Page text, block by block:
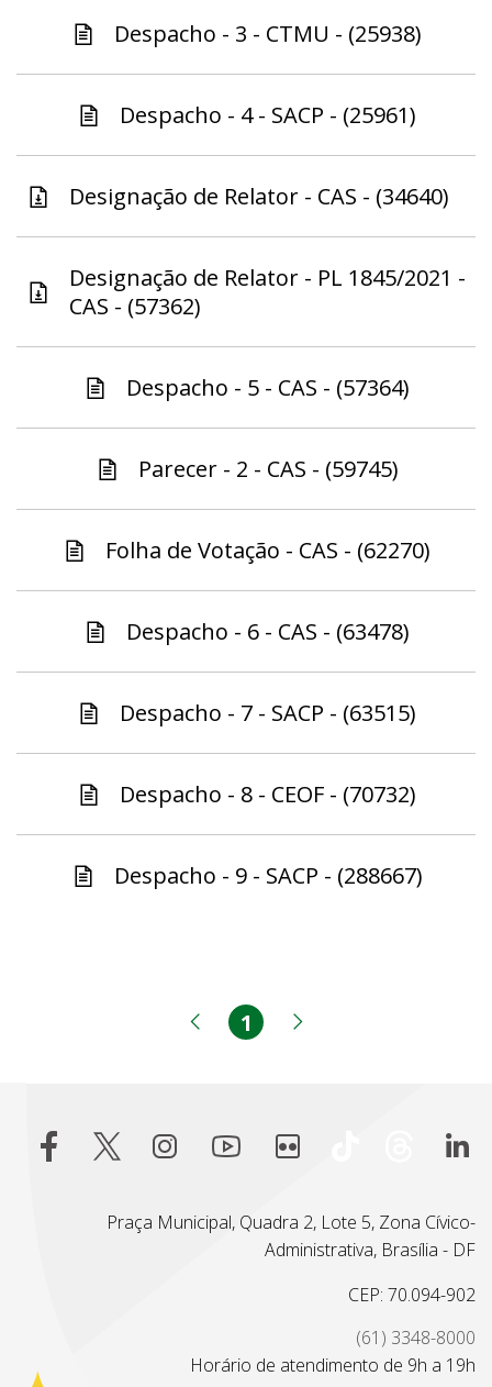
Despacho - 3 - CTMU - (25938)
Despacho - 4 - SACP - (25961)
Designação de Relator - CAS - (34640)
Designação de Relator - PL 1845/2021 -
CAS - (57362)
Despacho - 5 - CAS - (57364)
Parecer - 2 - CAS - (59745)
Folha de Votação - CAS - (62270)
Despacho - 6 - CAS - (63478)
Despacho - 7 - SACP - (63515)
Despacho - 8 - CEOF - (70732)
Despacho - 9 - SACP - (288667)
Página anterior
Página
1
Praça Municipal, Quadra 2, Lote 5, Zona Cívico-
Administrativa, Brasília - DF
CEP: 70.094-902
(61) 3348-8000
Horário de atendimento de 9h a 19h